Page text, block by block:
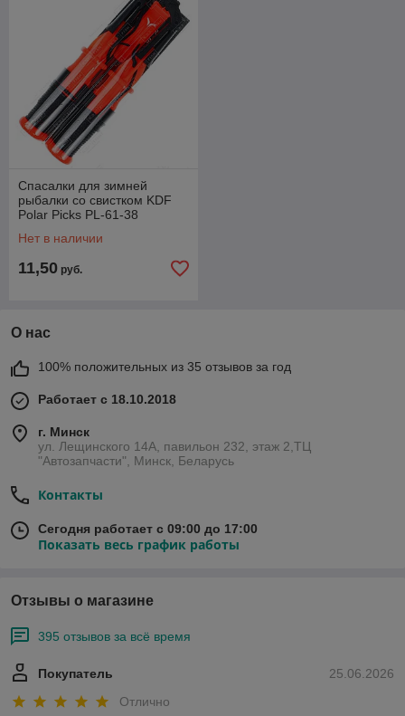
Спасалки для зимней
рыбалки со свистком KDF
Polar Picks PL-61-38
Нет в наличии
11,50 руб.
О нас
100% положительных из 35 отзывов за год
Работает с 18.10.2018
г. Минск
ул. Лещинского 14А, павильон 232, этаж 2,ТЦ
"Автозапчасти", Минск, Беларусь
Контакты
Сегодня работает с 09:00 до 17:00
Показать весь график работы
Отзывы о магазине
395 отзывов за всё время
25.06.2026
Покупатель
Отлично